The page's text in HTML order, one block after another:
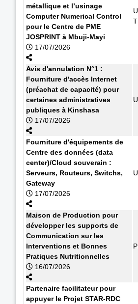
métallique et l’usinage
Computer Numerical Control
pour le Centre de PME
JOSPRINT à Mbuji-Mayi
17/07/2026
Avis d'annulation N°1 :
Fourniture d'accès Internet
(préachat de capacité) pour
certaines administratives
publiques à Kinshasa
17/07/2026
Fourniture d'équipements de
Centre des données (data
center)/Cloud souverain :
Serveurs, Routeurs, Switchs,
Gateway
17/07/2026
Maison de Production pour
développer les supports de
Communication sur les
Interventions et Bonnes
Pratiques Nutritionnelles
16/07/2026
Partenaire facilitateur pour
appuyer le Projet STAR-RDC